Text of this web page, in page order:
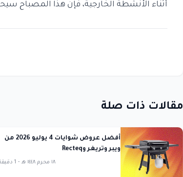
أثناء الأنشطة الخارجية، فإن هذا المصباح
مقالات ذات صلة
أفضل عروض شوايات 4 يوليو 2026 من
ويبر وتريغر وRecteq
1 - ١٨ محرم ١٤٤٨ هـ